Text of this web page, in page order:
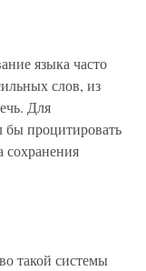
языка часто
слов, из
Для
бы процитировать
сохранения
такой системы